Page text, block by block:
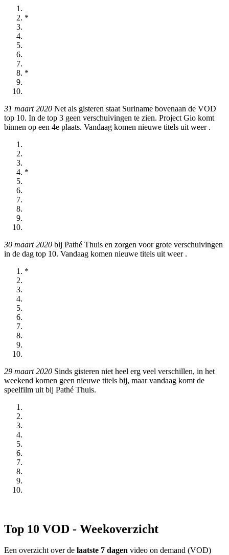
*
*
31 maart 2020 Net als gisteren staat Suriname bovenaan de VOD
top 10. In de top 3 geen verschuivingen te zien. Project Gio komt
binnen op een 4e plaats. Vandaag komen nieuwe titels uit weer .
*
30 maart 2020 bij Pathé Thuis en zorgen voor grote verschuivingen
in de dag top 10. Vandaag komen nieuwe titels uit weer .
*
29 maart 2020 Sinds gisteren niet heel erg veel verschillen, in het
weekend komen geen nieuwe titels bij, maar vandaag komt de
speelfilm uit bij Pathé Thuis.
Top 10 VOD - Weekoverzicht
Een overzicht over de laatste 7 dagen video on demand (VOD)